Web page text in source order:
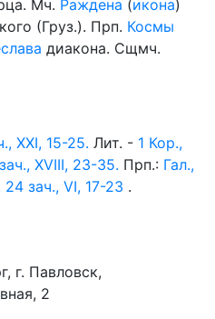
Мч. Раждена (икона)
(Груз.). Прп. Космы
диакона. Сщмч.
XXI, 15-25. Лит. - 1 Кор.,
XVIII, 23-35. Прп.: Гал.,
24 зач., VI, 17-23 .
г. Павловск,
2